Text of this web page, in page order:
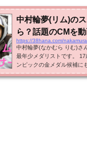
中村輪夢(リム)の
ら？話題のCMを
https://38hana.com/
中村輪夢(なかむら りむ)さ
最年少メダリストです。
ンピックの金メダル候補に
は、中村輪夢選手のスポン